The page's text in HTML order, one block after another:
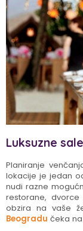
Luksuzne
Planiranje
lokacije je jedan
nudi razne
restorane,
obzira na vaše
Beogradu čeka